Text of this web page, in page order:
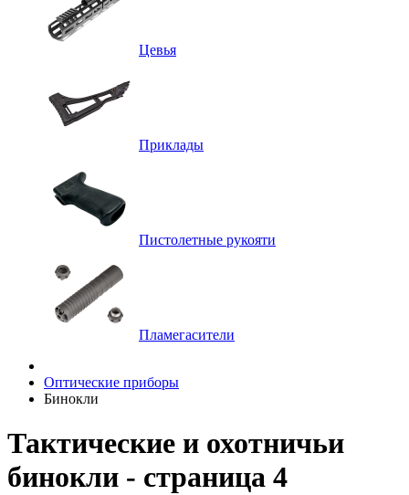
Цевья
Приклады
Пистолетные рукояти
Пламегасители
Оптические приборы
Бинокли
Тактические и охотничьи
бинокли - страница 4